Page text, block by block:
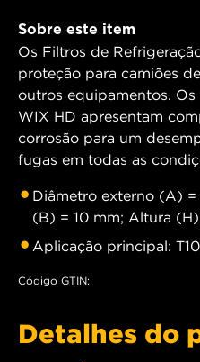
Sobre este item
Os Filtros de
proteção para camiões
outros equipamentos.
WIX HD apresentam
corrosão para um
fugas em todas as
Diâmetro externo (A)
(B) = 10 mm; Altura
Aplicação principal:
Código GTIN:
Detalhes do